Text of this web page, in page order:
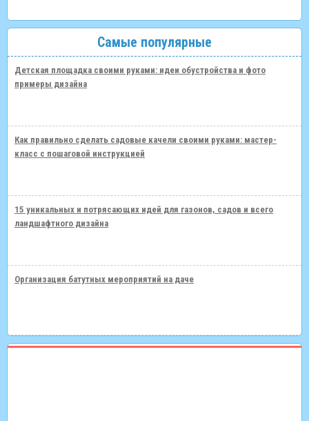
Самые популярные
Детская площадка своими руками: идеи обустройства и фото
примеры дизайна
Как правильно сделать садовые качели своими руками: мастер-
класс с пошаговой инструкцией
15 уникальных и потрясающих идей для газонов, садов и всего
ландшафтного дизайна
Организация батутных мероприятий на даче